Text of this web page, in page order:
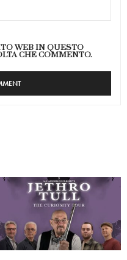
WEB IN QUESTO
CHE COMMENTO.